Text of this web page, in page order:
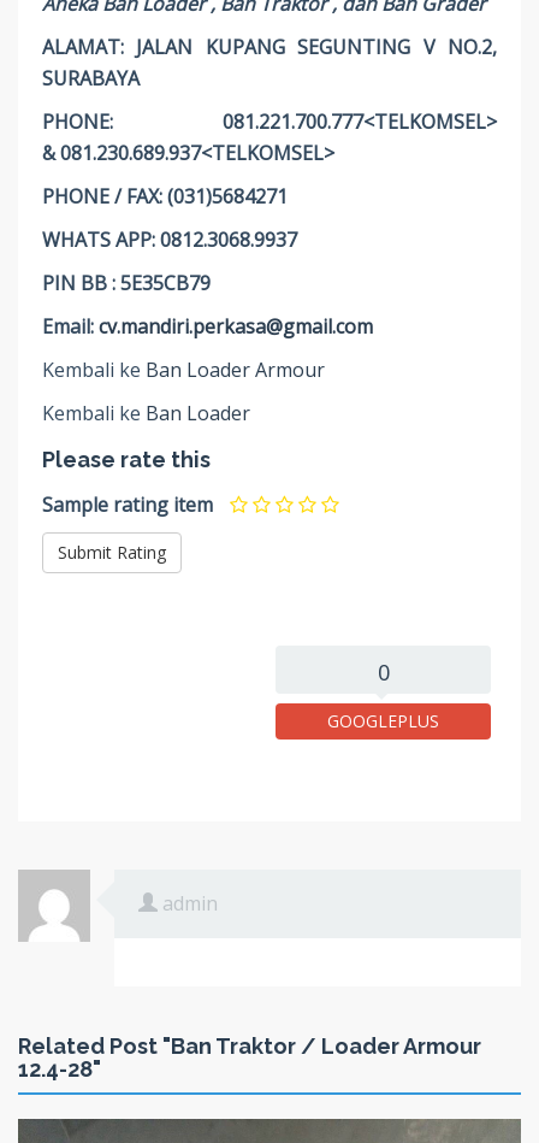
ALAMAT: JALAN KUPANG SEGUNTING V NO.2,
SURABAYA
PHONE: 081.221.700.777<TELKOMSEL>
& 081.230.689.937<TELKOMSEL>
PHONE / FAX: (031)5684271
WHATS APP: 0812.3068.9937
PIN BB : 5E35CB79
Email:cv.mandiri.perkasa@gmail.com
Kembali ke Ban Loader Armour
Kembali ke Ban Loader
Please rate this
Sample rating item
0
GOOGLEPLUS
admin
Related Post "Ban Traktor / Loader Armour
12.4-28"